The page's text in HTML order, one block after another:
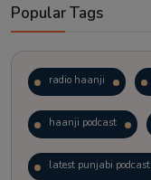
Popular Tags
radio haanji
haanji podcast
latest punjabi podcast